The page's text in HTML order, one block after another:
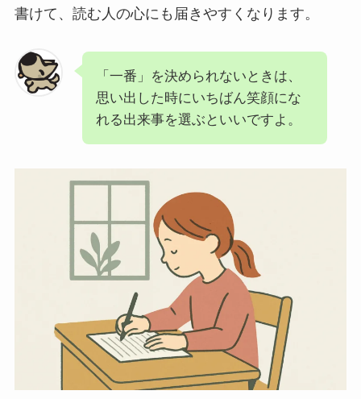
書けて、読む人の心にも届きやすくなります。
「一番」を決められないときは、
思い出した時にいちばん笑顔にな
れる出来事を選ぶといいですよ。